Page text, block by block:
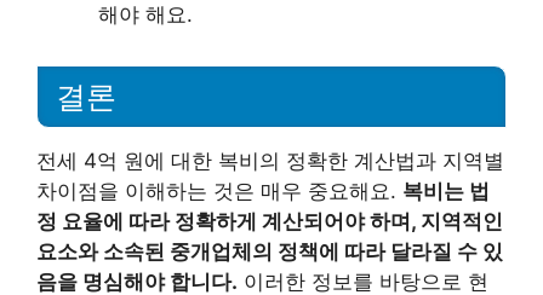
해야 해요.
결론
전세 4억 원에 대한 복비의 정확한 계산법과 지역별
차이점을 이해하는 것은 매우 중요해요. 복비는 법
정 요율에 따라 정확하게 계산되어야 하며, 지역적인
요소와 소속된 중개업체의 정책에 따라 달라질 수 있
음을 명심해야 합니다. 이러한 정보를 바탕으로 현